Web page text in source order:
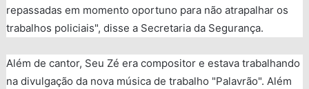
repassadas em momento oportuno para não atrapalhar os
trabalhos policiais", disse a Secretaria da Segurança.
Além de cantor, Seu Zé era compositor e estava trabalhando
na divulgação da nova música de trabalho "Palavrão". Além